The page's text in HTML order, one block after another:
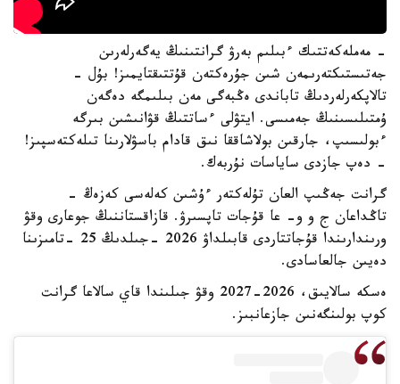
- مەملەكەتتىك ءبىلىم بەرۋ گرانتىنىڭ يەگەرلەرىن
جەتىستىكتەرىمەن شىن جۇرەكتەن قۇتتىقتايمىز! بۇل -
تالاپكەرلەردىڭ تاباندى ەڭبەگى مەن بىلىمگە دەگەن
ۇمتىلىسىنىڭ جەمىسى. ايتۋلى ءساتتىڭ قۋانىشىن بىرگە
ءبولىسىپ، جارقىن بولاشاققا نىق قادام باسۋلارىنا تىلەكتەسپىز!
- دەپ جازدى ساياسات نۇربەك.
گرانت جەڭىپ العان تۇلەكتەر ءۇشىن كەلەسى كەزەڭ -
تاڭداعان ج و و- عا قۇجات تاپسىرۋ. قازاقستاننىڭ جوعارى وقۋ
ورىندارىندا قۇجاتتاردى قابىلداۋ 2026 -جىلدىڭ 25 -تامىزىنا
دەيىن جالعاسادى.
ەسكە سالايىق، 2026-2027 وقۋ جىلىندا قاي سالاعا گرانت
كوپ بولىنگەنىن جازعانبىز.